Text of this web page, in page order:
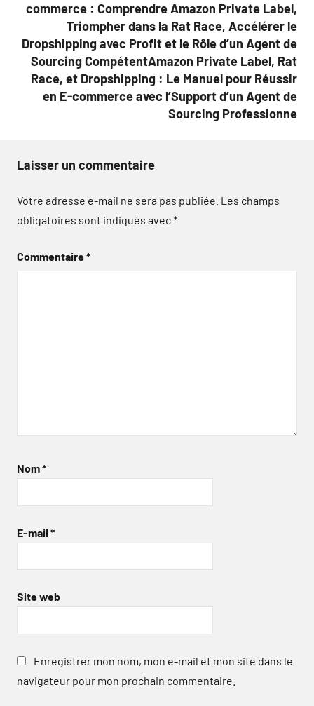
commerce : Comprendre Amazon Private Label,
Triompher dans la Rat Race, Accélérer le
Dropshipping avec Profit et le Rôle d’un Agent de
Sourcing CompétentAmazon Private Label, Rat
Race, et Dropshipping : Le Manuel pour Réussir
en E-commerce avec l’Support d’un Agent de
Sourcing Professionne
Laisser un commentaire
Votre adresse e-mail ne sera pas publiée. Les champs
obligatoires sont indiqués avec*
Commentaire*
Nom*
E-mail *
Site web
Enregistrer mon nom, mon e-mail et mon site dans le
navigateur pour mon prochain commentaire.